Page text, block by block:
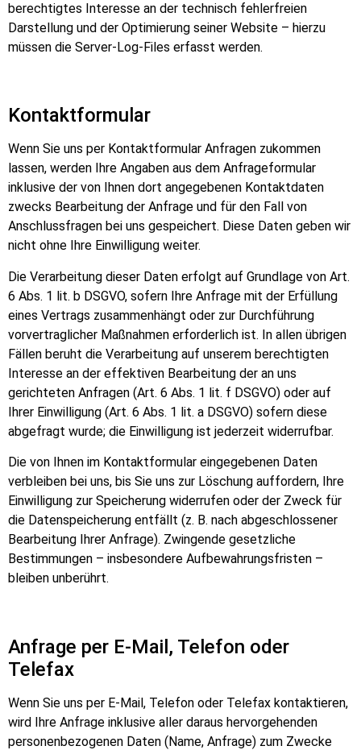
berechtigtes Interesse an der technisch fehlerfreien
Darstellung und der Optimierung seiner Website – hierzu
müssen die Server-Log-Files erfasst werden.
Kontaktformular
Wenn Sie uns per Kontaktformular Anfragen zukommen
lassen, werden Ihre Angaben aus dem Anfrageformular
inklusive der von Ihnen dort angegebenen Kontaktdaten
zwecks Bearbeitung der Anfrage und für den Fall von
Anschlussfragen bei uns gespeichert. Diese Daten geben wir
nicht ohne Ihre Einwilligung weiter.
Die Verarbeitung dieser Daten erfolgt auf Grundlage von Art.
6 Abs. 1 lit. b DSGVO, sofern Ihre Anfrage mit der Erfüllung
eines Vertrags zusammenhängt oder zur Durchführung
vorvertraglicher Maßnahmen erforderlich ist. In allen übrigen
Fällen beruht die Verarbeitung auf unserem berechtigten
Interesse an der effektiven Bearbeitung der an uns
gerichteten Anfragen (Art. 6 Abs. 1 lit. f DSGVO) oder auf
Ihrer Einwilligung (Art. 6 Abs. 1 lit. a DSGVO) sofern diese
abgefragt wurde; die Einwilligung ist jederzeit widerrufbar.
Die von Ihnen im Kontaktformular eingegebenen Daten
verbleiben bei uns, bis Sie uns zur Löschung auffordern, Ihre
Einwilligung zur Speicherung widerrufen oder der Zweck für
die Datenspeicherung entfällt (z. B. nach abgeschlossener
Bearbeitung Ihrer Anfrage). Zwingende gesetzliche
Bestimmungen – insbesondere Aufbewahrungsfristen –
bleiben unberührt.
Anfrage per E-Mail, Telefon oder
Telefax
Wenn Sie uns per E-Mail, Telefon oder Telefax kontaktieren,
wird Ihre Anfrage inklusive aller daraus hervorgehenden
personenbezogenen Daten (Name, Anfrage) zum Zwecke